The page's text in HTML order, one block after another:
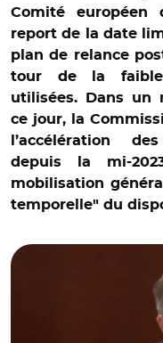
Comité européen
report de la date
plan de relance
tour de la
utilisées. Dans un
ce jour, la
l’accélération
depuis la mi-
mobilisation
temporelle" du
© Capture vidéo